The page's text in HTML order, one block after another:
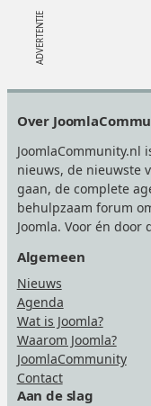
Over
JoomlaCommunity.nl
nieuws, de nieuwste
gaan, de complete
behulpzaam forum
Joomla. Voor én door
Algemeen
Nieuws
Agenda
Wat is Joomla?
Waarom Joomla?
JoomlaCommunity
Contact
Aan de slag